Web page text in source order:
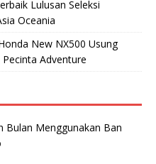
Lulusan Seleksi
Oceania
New NX500 Usung
Adventure
Bulan Menggunakan Ban